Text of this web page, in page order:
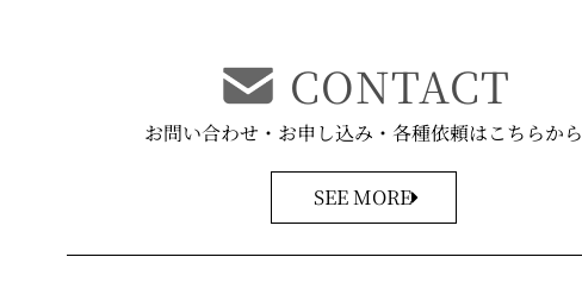
CONTACT
お問い合わせ・お申し込み ・各種依頼はこちらから
SEE MORE